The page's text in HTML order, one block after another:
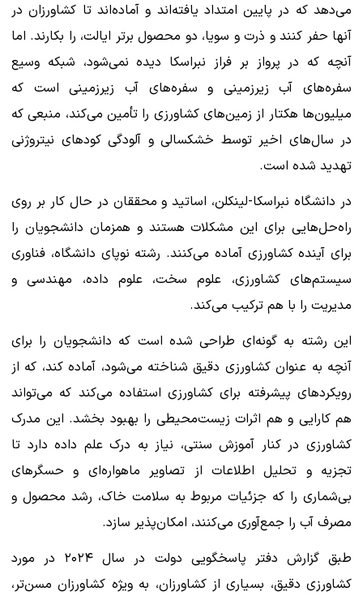
می‌دهد که در پایین امتداد یافته‌اند و آماده‌اند تا کشاورزان در
آنها حفر کنند و ذرت و سویا، دو محصول برتر ایالت، را بکارند. اما
آنچه که در پرواز بر فراز نبراسکا دیده نمی‌شود، شبکه وسیع
سفره‌های آب زیرزمینی و سفره‌های آب زیرزمینی است که
میلیون‌ها هکتار از زمین‌های کشاورزی را تأمین می‌کند، منبعی که
در سال‌های اخیر توسط خشکسالی و آلودگی کودهای نیتروژنی
تهدید شده است.
در دانشگاه نبراسکا-لینکلن، اساتید و محققان در حال کار بر روی
راه‌حل‌هایی برای این مشکلات هستند و همزمان دانشجویان را
برای آینده کشاورزی آماده می‌کنند. رشته نوپای دانشگاه، فناوری
سیستم‌های کشاورزی، علوم سخت، علوم داده، مهندسی و
مدیریت را با هم ترکیب می‌کند.
این رشته به گونه‌ای طراحی شده است که دانشجویان را برای
آنچه به عنوان کشاورزی دقیق شناخته می‌شود، آماده کند، که از
رویکردهای پیشرفته برای کشاورزی استفاده می‌کند که می‌تواند
هم کارایی و هم اثرات زیست‌محیطی را بهبود بخشد. این مدرک
کشاورزی در کنار آموزش سنتی، نیاز به درک علم داده دارد تا
تجزیه و تحلیل اطلاعات از تصاویر ماهواره‌ای و حسگرهای
بی‌شماری را که جزئیات مربوط به سلامت خاک، رشد محصول و
مصرف آب را جمع‌آوری می‌کنند، امکان‌پذیر سازد.
طبق گزارش دفتر پاسخگویی دولت در سال ۲۰۲۴ در مورد
کشاورزی دقیق، بسیاری از کشاورزان، به ویژه کشاورزان مسن‌تر،